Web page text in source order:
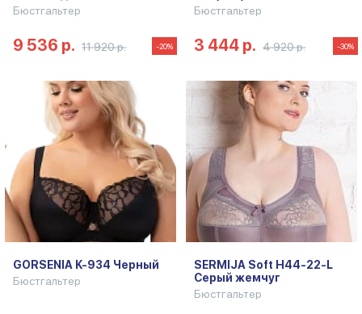
Бюстгальтер
9 536 р. 11 920 р. -20%
Бюстгальтер
3 444 р. 4 920 р. -30%
GORSENIA K-934 Черный
Бюстгальтер
SERMIJA Soft H44-22-L
Серый жемчуг
Бюстгальтер